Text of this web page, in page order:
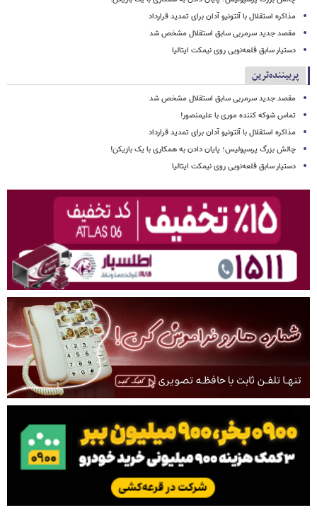
مذاکره استقلال با آنتونیو آدان برای تمدید قرارداد
مقصد جدید سرمربی سابق استقلال مشخص شد
دستیار سابق قلعه‌نویی روی نیمکت ایتالیا
پربیننده‌ترین
مقصد جدید سرمربی سابق استقلال مشخص شد
تماس شوکه کننده موری با علیمنصور!
مذاکره استقلال با آنتونیو آدان برای تمدید قرارداد
چالش بزرگ پرسپولیس؛ پایان دادن به همکاری با یک بازیکن!
دستیار سابق قلعه‌نویی روی نیمکت ایتالیا